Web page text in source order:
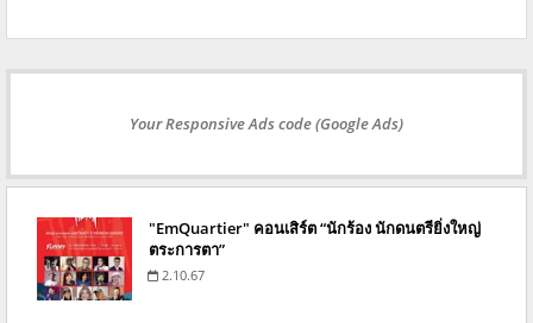
Your Responsive Ads code (Google Ads)
"EmQuartier" คอนเสิร์ต “นักร้อง นักดนตรียิ่งใหญ่
ตระการตา”
2.10.67